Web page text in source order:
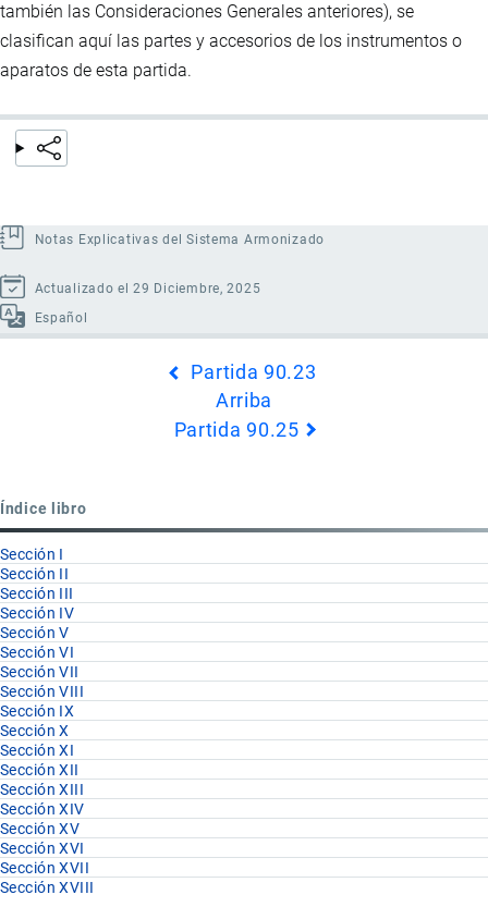
también las Consideraciones Generales anteriores), se
clasifican aquí las partes y accesorios de los instrumentos o
aparatos de esta partida.
Notas Explicativas del Sistema Armonizado
Actualizado el 29 Diciembre, 2025
Español
Partida 90.23
Arriba
Partida 90.25
Índice libro
Sección I
Sección II
Sección III
Sección IV
Sección V
Sección VI
Sección VII
Sección VIII
Sección IX
Sección X
Sección XI
Sección XII
Sección XIII
Sección XIV
Sección XV
Sección XVI
Sección XVII
Sección XVIII